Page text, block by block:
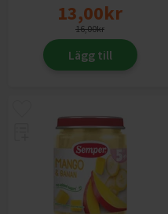
13,00kr
16,00kr
Lägg till